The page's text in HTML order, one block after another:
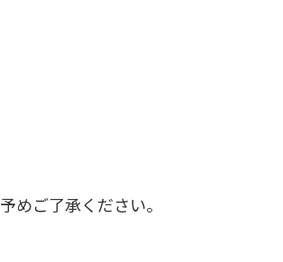
めご了承ください。